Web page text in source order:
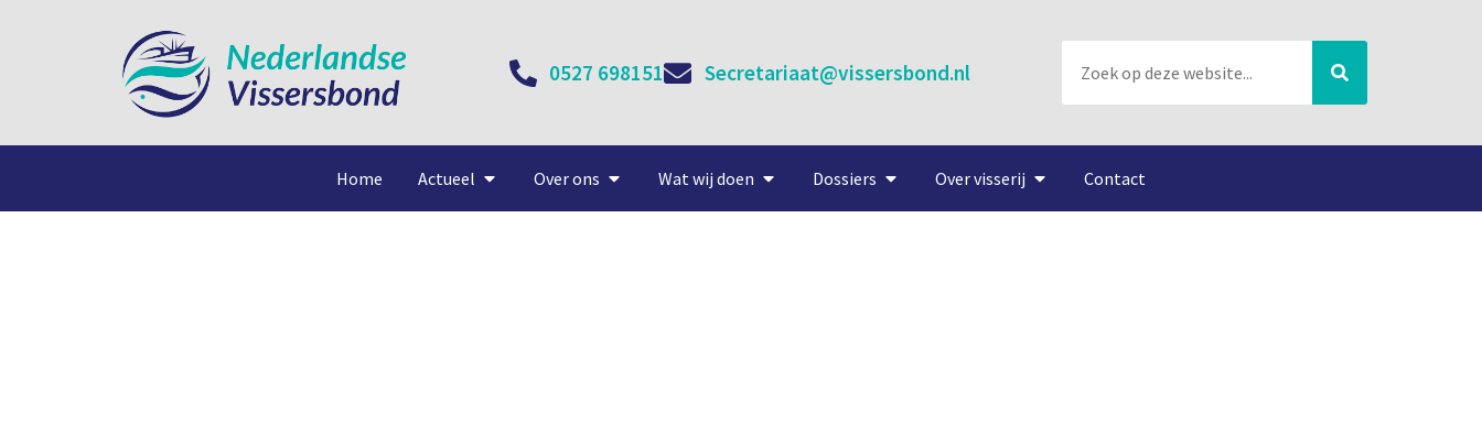
0527 698151 Secretariaat@vissersbond.nl
Home Actueel Over ons Wat wij doen Dossiers Over visserij Contact